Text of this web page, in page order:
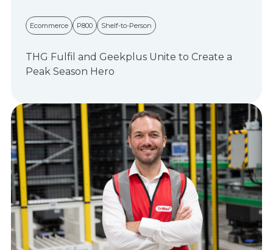
Ecommerce P800 Shelf-to-Person
THG Fulfil and Geekplus Unite to Create a
Peak Season Hero